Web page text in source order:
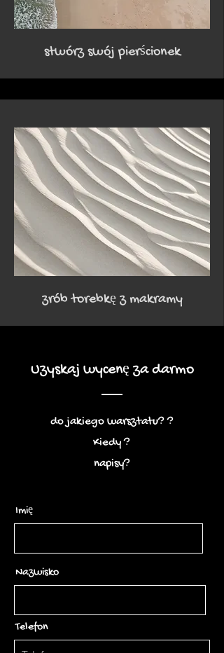
stwórz swój pierścionek
zrób torebkę z makramy
Uzyskaj wycenę za darmo
do jakiego warsztatu? ?
Kiedy ?
napisy?
Imię
Nazwisko
Telefon